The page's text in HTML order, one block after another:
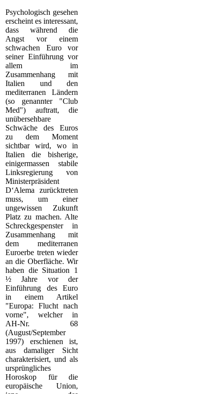
Psychologisch gesehen
erscheint es interessant,
dass während die
Angst vor einem
schwachen Euro vor
seiner Einführung vor
allem im
Zusammenhang mit
Italien und den
mediterranen Ländern
(so genannter "Club
Med") auftratt, die
unübersehbare
Schwäche des Euros
zu dem Moment
sichtbar wird, wo in
Italien die bisherige,
einigermassen stabile
Linksregierung von
Ministerpräsident
D‘Alema zurücktreten
muss, um einer
ungewissen Zukunft
Platz zu machen. Alte
Schreckgespenster in
Zusammenhang mit
dem mediterranen
Euroerbe treten wieder
an die Oberfläche. Wir
haben die Situation 1
½ Jahre vor der
Einführung des Euro
in einem Artikel
"Europa: Flucht nach
vorne", welcher in
AH-Nr. 68
(August/September
1997) erschienen ist,
aus damaliger Sicht
charakterisiert, und als
ursprüngliches
Horoskop für die
europäische Union,